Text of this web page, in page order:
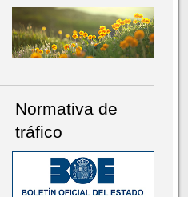
Normativa de
tráfico